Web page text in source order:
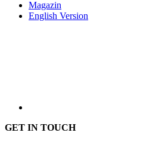
Magazin
English Version
GET IN TOUCH